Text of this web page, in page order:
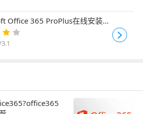
Office 365 ProPlus在线安装器
V3.1 汉化绿色版